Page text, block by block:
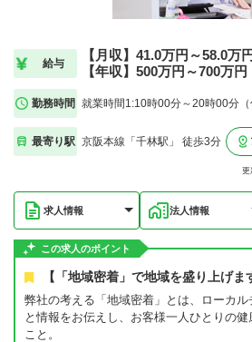
給与
【月収】41.0万円～58.0万円
【年収】500万円～700万円
勤務時間 就業時間1:10時00分～20時00分（
最寄り駅 京阪本線「千林駅」 徒歩3分
更
求人情報 法人情報
この求人のポイント
【「地域密着」で地域を盛り上げま
弊社の考える「地域密着」とは、ローカ
と情報をお伝えし、お客様一人ひとりの
こと。